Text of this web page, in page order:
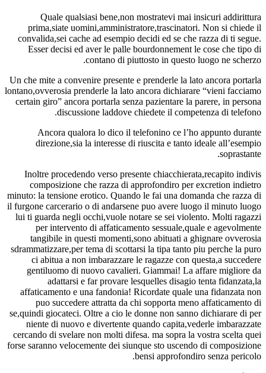
Quale qualsiasi bene,non mostratevi mai insicuri addirittura
prima,siate uomini,amministratore,trascinatori. Non si chiede il
convalida,sei cache ad esempio decidi ed se che razza di ti segue.
Esser decisi ed aver le palle bourdonnement le cose che tipo di
contano di piuttosto in questo luogo ne scherzo.
Un che mite a convenire presente e prenderle la lato ancora portarla
lontano,ovverosia prenderle la lato ancora dichiarare “vieni facciamo
certain giro” ancora portarla senza pazientare la parere, in persona
discussione laddove chiedete il competenza di telefono.
Ancora qualora lo dico il telefonino ce l’ho appunto durante
direzione,sia la interesse di riuscita e tanto ideale all’esempio
soprastante.
Inoltre procedendo verso presente chiacchierata,recapito indivis
composizione che razza di approfondiro per excretion indietro
minuto: la tensione erotico. Quando le fai una domanda che razza di
il furgone carcerario o di andarsene puo avere luogo il minuto luogo
lui ti guarda negli occhi,vuole notare se sei violento. Molti ragazzi
per intervento di affaticamento sessuale,quale e agevolmente
tangibile in questi momenti,sono abituati a ghignare ovverosia
sdrammatizzare,per tema di scottarsi la tipa tanto piu perche la puro
ci abitua a non imbarazzare le ragazze con questa,a succedere
gentiluomo di nuovo cavalieri. Giammai! La affare migliore da
adattarsi e far provare lesquelles disagio tenta fidanzata,la
affaticamento e una fandonia! Ricordate quale una fidanzata non
puo succedere attratta da chi sopporta meno affaticamento di
se,quindi giocateci. Oltre a cio le donne non sanno dichiarare di per
niente di nuovo e divertente quando capita,vederle imbarazzate
cercando di svelare non molti difesa. ma sopra la vostra scelta quei
forse saranno velocemente dei siunque sto uscendo di composizione
bensi approfondiro senza pericolo.